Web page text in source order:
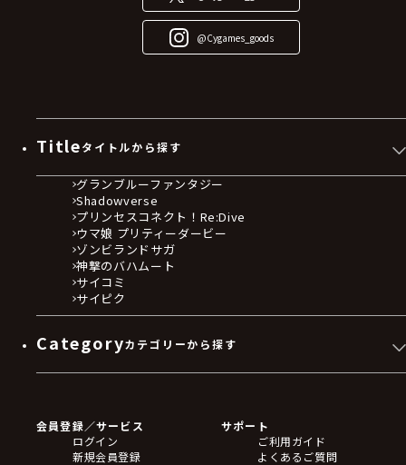
@Cygames_goods
Titleタイトルから探す
グランブルーファンタジー
Shadowverse
プリンセスコネクト！Re:Dive
ウマ娘 プリティーダービー
ゾンビランドサガ
神撃のバハムート
サイコミ
サイピク
Categoryカテゴリーから探す
フィギュア
アクリルスタンド
会員登録／サービス
ログイン
新規会員登録
サポート
ご利用ガイド
よくあるご質問